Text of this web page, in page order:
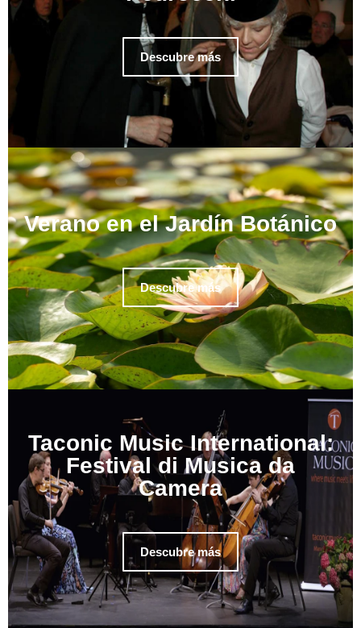
Descubre más
Verano en el Jardín Botánico
Descubre más
Taconic Music International:
Festival di Musica da
Camera
Descubre más